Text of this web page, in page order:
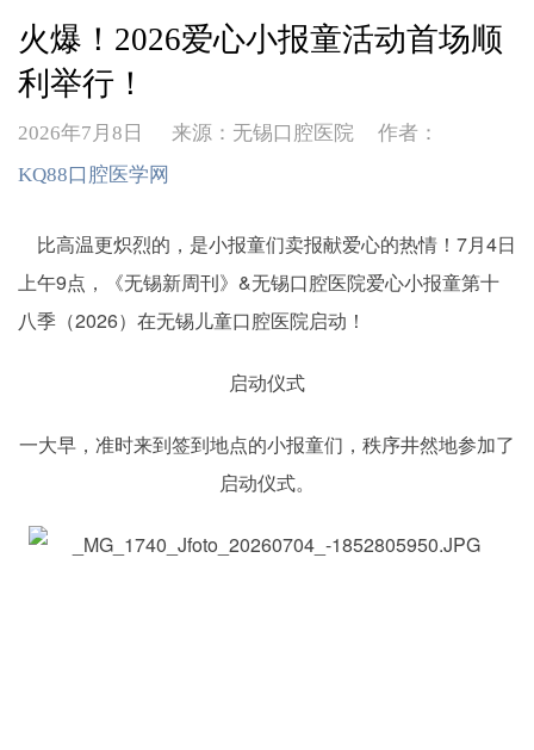
火爆！2026爱心小报童活动首场顺
利举行！
2026年7月8日
来源：无锡口腔医院 作者：
KQ88口腔医学网
比高温更炽烈的，是小报童们卖报献爱心的热情！7月4日
上午9点，《无锡新周刊》&无锡口腔医院爱心小报童第十
八季（2026）在无锡儿童口腔医院启动！
启动仪式
一大早，准时来到签到地点的小报童们，秩序井然地参加了
启动仪式。